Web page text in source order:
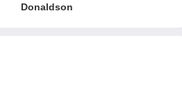
Donaldson